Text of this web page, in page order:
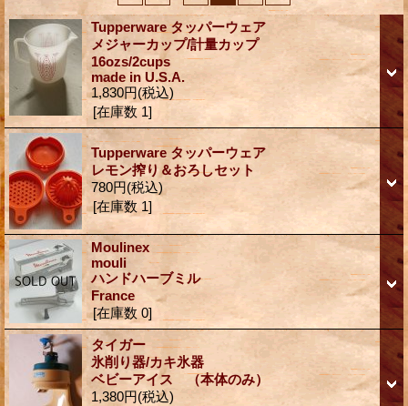
Tupperware タッパーウェア
メジャーカップ/計量カップ
16ozs/2cups
made in U.S.A.
1,830円(税込)
[在庫数 1]
Tupperware タッパーウェア
レモン搾り＆おろしセット
780円(税込)
[在庫数 1]
Moulinex
mouli
ハンドハーブミル
France
[在庫数 0]
タイガー
氷削り器/カキ氷器
ベビーアイス （本体のみ）
1,380円(税込)